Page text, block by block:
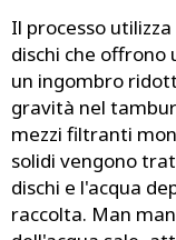
Il processo
dischi che offrono
un ingombro
gravità nel
mezzi filtranti
solidi vengono
dischi e l'acqua
raccolta. Man